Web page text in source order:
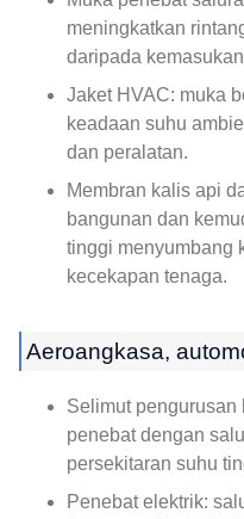
meningkatkan
daripada
Jaket HVAC: muka
keadaan suhu
dan peralatan.
Membran kalis api
bangunan dan
tinggi menyumbang
kecekapan tenaga.
Aeroangkasa,
Selimut pengurusan
penebat dengan
persekitaran suhu
Penebat elektrik: